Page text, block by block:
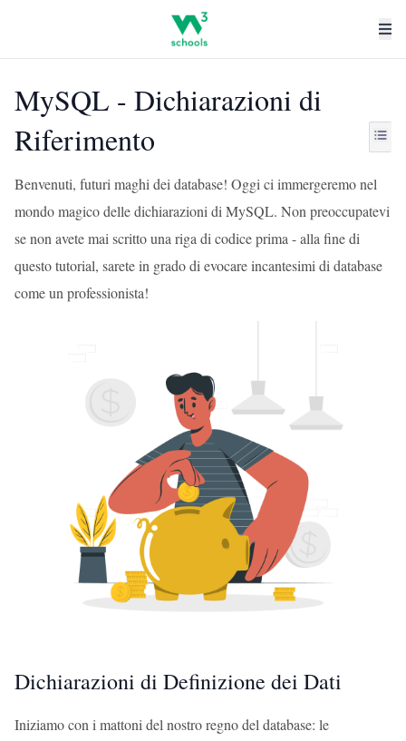
MySQL - Dichiarazioni di
Riferimento
Benvenuti, futuri maghi dei database! Oggi ci immergeremo nel
mondo magico delle dichiarazioni di MySQL. Non preoccupatevi
se non avete mai scritto una riga di codice prima - alla fine di
questo tutorial, sarete in grado di evocare incantesimi di database
come un professionista!
Dichiarazioni di Definizione dei Dati
Iniziamo con i mattoni del nostro regno del database: le